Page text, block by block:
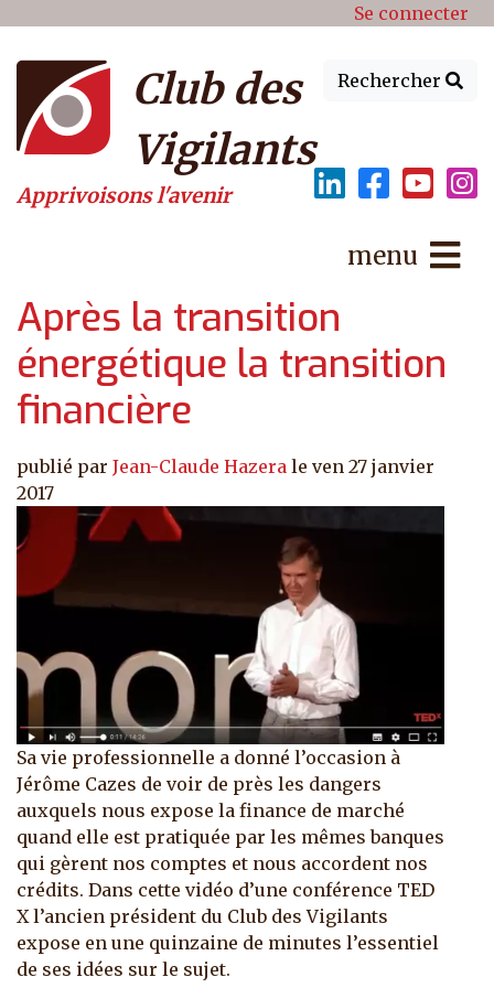
Menu du compte de Se connecter
Rechercher
Club des
Vigilants
Apprivoisons l'avenir
menu
Après la transition
énergétique la transition
financière
publié par Jean-Claude Hazera le ven 27 janvier
2017
Sa vie professionnelle a donné l’occasion à
Jérôme Cazes de voir de près les dangers
auxquels nous expose la finance de marché
quand elle est pratiquée par les mêmes banques
qui gèrent nos comptes et nous accordent nos
crédits. Dans cette vidéo d’une conférence TED
X l’ancien président du Club des Vigilants
expose en une quinzaine de minutes l’essentiel
de ses idées sur le sujet.